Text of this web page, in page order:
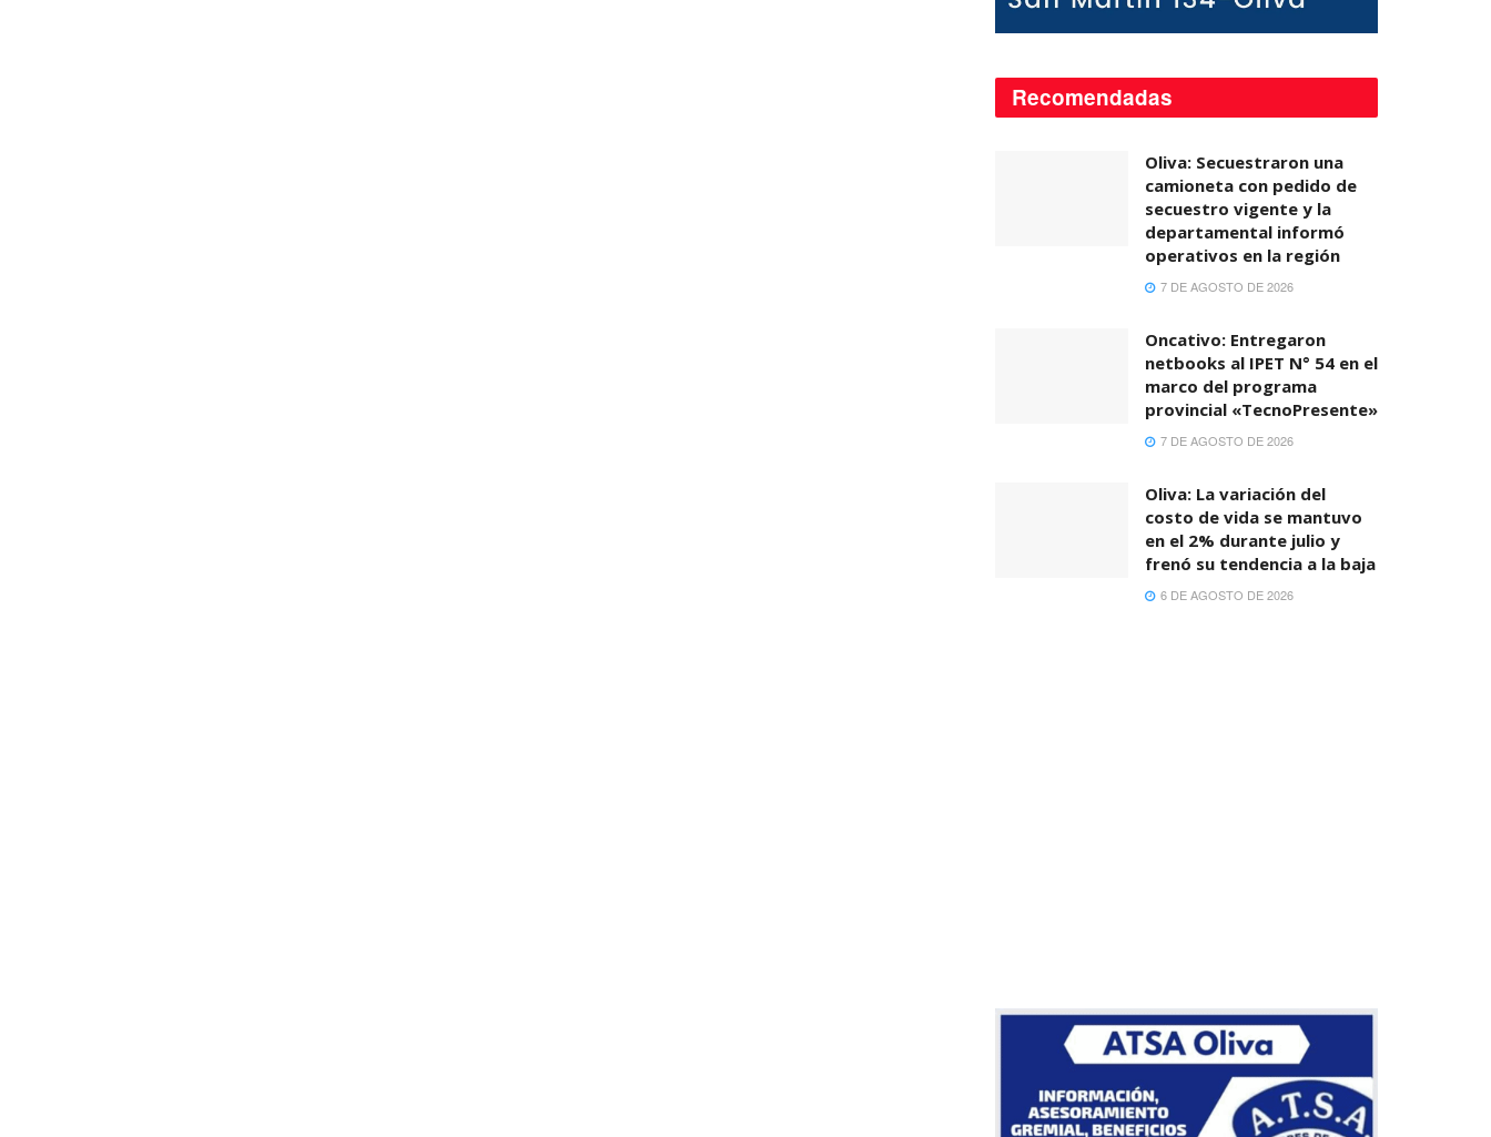
Recomendadas
Oliva: Secuestraron una
camioneta con pedido de
secuestro vigente y la
departamental informó
operativos en la región
7 DE AGOSTO DE 2026
Oncativo: Entregaron
netbooks al IPET N° 54 en el
marco del programa
provincial «TecnoPresente»
7 DE AGOSTO DE 2026
Oliva: La variación del
costo de vida se mantuvo
en el 2% durante julio y
frenó su tendencia a la baja
6 DE AGOSTO DE 2026